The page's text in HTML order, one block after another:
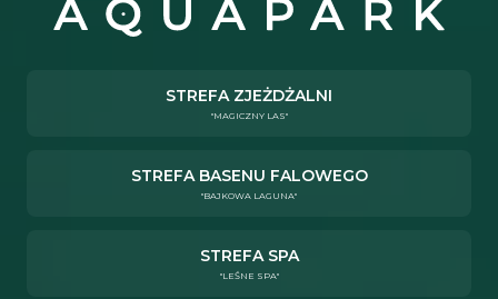
STREFA ZJEŻDŻALNI
"MAGICZNY LAS"
STREFA BASENU FALOWEGO
"BAJKOWA LAGUNA"
STREFA SPA
"LEŚNE SPA"